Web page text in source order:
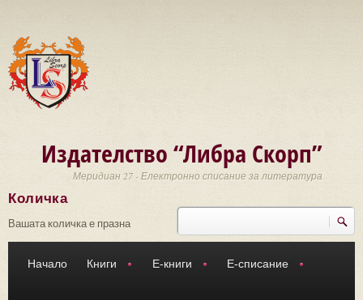
Издателство “Либра Скорп”
Меридиан 27 - Електронно списание за литература
Търси
Количка
Вашата количка е празна
Начало Книги Е-книги Е-списание